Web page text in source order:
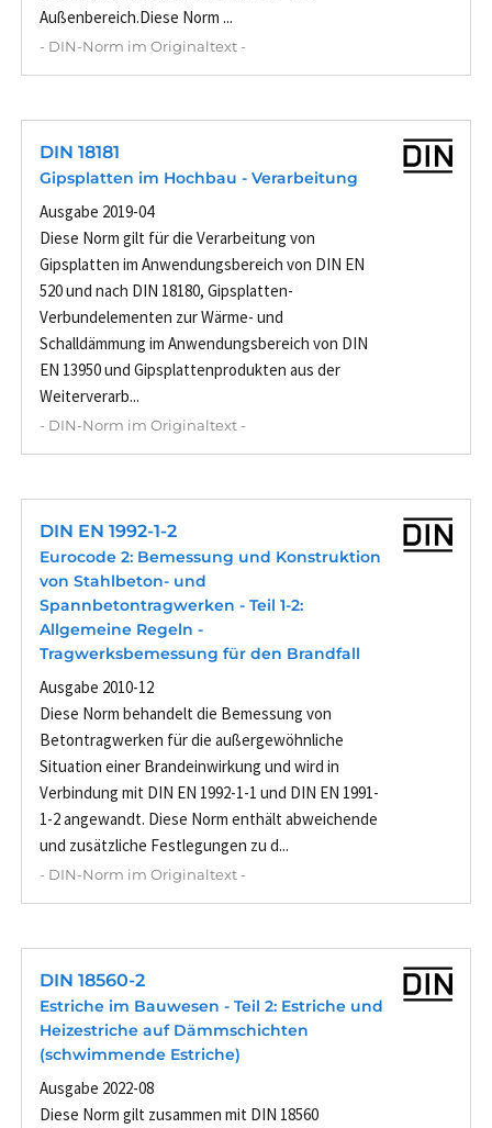
Außenbereich.Diese Norm ...
- DIN-Norm im Originaltext -
DIN 18181
Gipsplatten im Hochbau - Verarbeitung
Ausgabe 2019-04
Diese Norm gilt für die Verarbeitung von
Gipsplatten im Anwendungsbereich von DIN EN
520 und nach DIN 18180, Gipsplatten-
Verbundelementen zur Wärme- und
Schalldämmung im Anwendungsbereich von DIN
EN 13950 und Gipsplattenprodukten aus der
Weiterverarb...
- DIN-Norm im Originaltext -
DIN EN 1992-1-2
Eurocode 2: Bemessung und Konstruktion
von Stahlbeton- und
Spannbetontragwerken - Teil 1-2:
Allgemeine Regeln -
Tragwerksbemessung für den Brandfall
Ausgabe 2010-12
Diese Norm behandelt die Bemessung von
Betontragwerken für die außergewöhnliche
Situation einer Brandeinwirkung und wird in
Verbindung mit DIN EN 1992-1-1 und DIN EN 1991-
1-2 angewandt. Diese Norm enthält abweichende
und zusätzliche Festlegungen zu d...
- DIN-Norm im Originaltext -
DIN 18560-2
Estriche im Bauwesen - Teil 2: Estriche und
Heizestriche auf Dämmschichten
(schwimmende Estriche)
Ausgabe 2022-08
Diese Norm gilt zusammen mit DIN 18560